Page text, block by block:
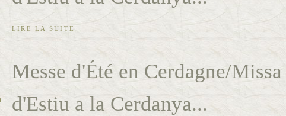
LIRE LA SUITE
Messe d'Été en Cerdagne/Missa
d'Estiu a la Cerdanya...